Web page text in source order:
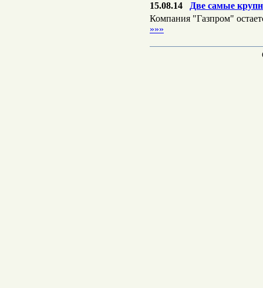
15.08.14
Две самые
Компания "Газпром"
»»»